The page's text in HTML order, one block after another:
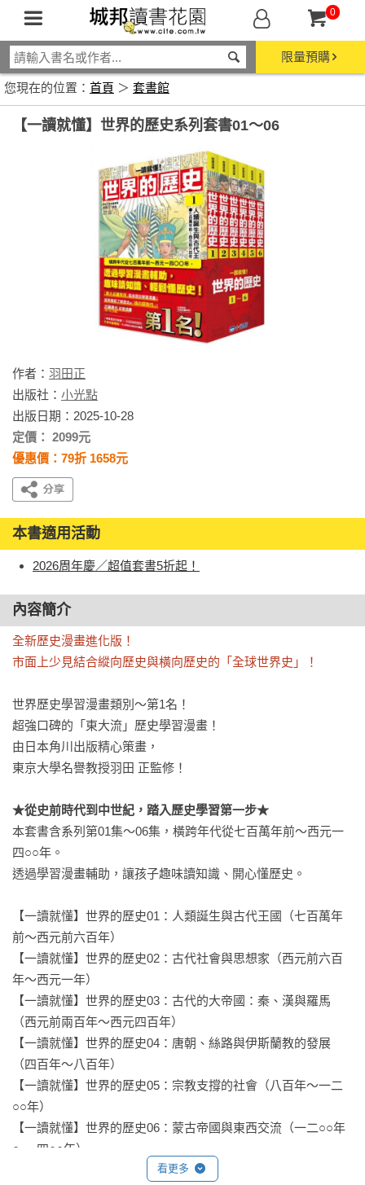
0
限量預購
您現在的位置： 首頁 ＞ 套書館
【一讀就懂】世界的歷史系列套書01～06
作者： 羽田正
出版社： 小光點
出版日期：2025-10-28
定價： 2099元
優惠價：79折 1658元
本書適用活動
2026周年慶／超值套書5折起！
內容簡介
全新歷史漫畫進化版！
市面上少見結合縱向歷史與橫向歷史的「全球世界史」！
世界歷史學習漫畫類別～第1名！
超強口碑的「東大流」歷史學習漫畫！
由日本角川出版精心策畫，
東京大學名譽教授羽田 正監修！
★從史前時代到中世紀，踏入歷史學習第一步★
本套書含系列第01集～06集，橫跨年代從七百萬年前～西元一
四○○年。
透過學習漫畫輔助，讓孩子趣味讀知識、開心懂歷史。
【一讀就懂】世界的歷史01：人類誕生與古代王國（七百萬年
前～西元前六百年）
【一讀就懂】世界的歷史02：古代社會與思想家（西元前六百
年～西元一年）
【一讀就懂】世界的歷史03：古代的大帝國：秦、漢與羅馬
（西元前兩百年～西元四百年）
【一讀就懂】世界的歷史04：唐朝、絲路與伊斯蘭教的發展
（四百年～八百年）
【一讀就懂】世界的歷史05：宗教支撐的社會（八百年～一二
○○年）
【一讀就懂】世界的歷史06：蒙古帝國與東西交流（一二○○年
～一四○○年）
看更多